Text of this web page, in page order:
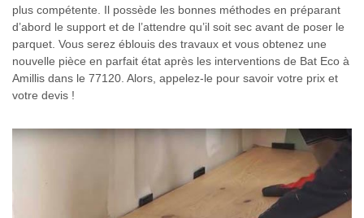
plus compétente. Il possède les bonnes méthodes en préparant
d’abord le support et de l’attendre qu’il soit sec avant de poser le
parquet. Vous serez éblouis des travaux et vous obtenez une
nouvelle pièce en parfait état après les interventions de Bat Eco à
Amillis dans le 77120. Alors, appelez-le pour savoir votre prix et
votre devis !